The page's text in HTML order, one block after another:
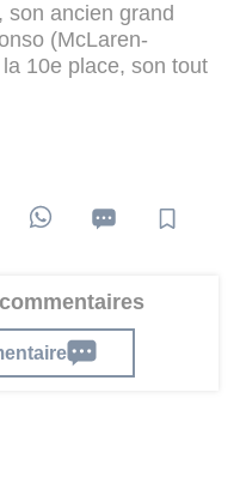
son ancien grand
(McLaren-
10e place, son tout